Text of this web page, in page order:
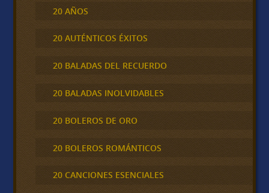
20 AÑOS
20 AUTÉNTICOS ÉXITOS
20 BALADAS DEL RECUERDO
20 BALADAS INOLVIDABLES
20 BOLEROS DE ORO
20 BOLEROS ROMÁNTICOS
20 CANCIONES ESENCIALES